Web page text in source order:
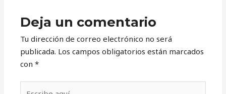
Deja un comentario
Tu dirección de correo electrónico no será
publicada. Los campos obligatorios están marcados
con*